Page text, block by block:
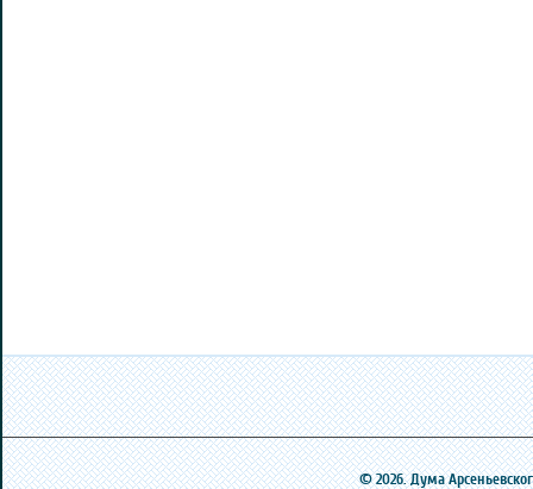
© 2026. Дума